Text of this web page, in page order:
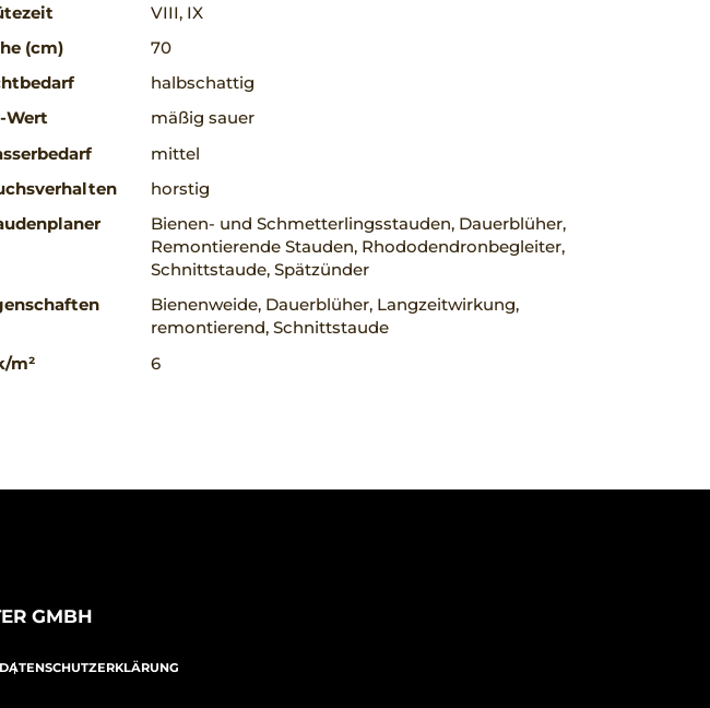
VIII, IX
(cm)
70
halbschattig
Wert
mäßig sauer
mittel
horstig
Bienen- und Schmetterlingsstauden, Dauerblüher,
Remontierende Stauden, Rhododendronbegleiter,
Schnittstaude, Spätzünder
Bienenweide, Dauerblüher, Langzeitwirkung,
remontierend, Schnittstaude
m²
6
GMBH
DATENSCHUTZERKLÄRUNG